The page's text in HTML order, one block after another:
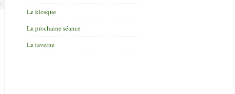
Le kiosque
La prochaine séance
La taverne